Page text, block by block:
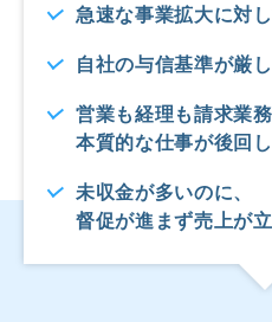
急速な事業拡大に対
自社の与信基準が厳
営業も経理も請求業務
本質的な仕事が後回し
未収金が多いのに、
督促が進まず売上が